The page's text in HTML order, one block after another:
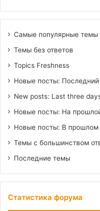
Самые популярные темы
Темы без ответов
Topics Freshness
Новые посты: Последний
New posts: Last three
Новые посты: На
Новые посты: В
Темы с большинством
Последние темы
Статистика форума